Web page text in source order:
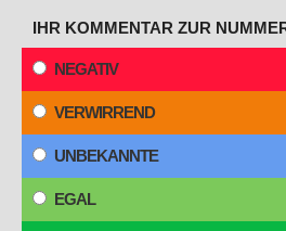
IHR KOMMENTAR ZUR
NEGATIV
VERWIRREND
UNBEKANNTE
EGAL